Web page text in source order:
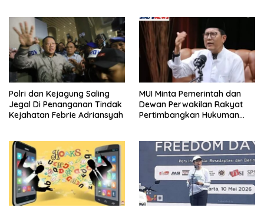
Polri dan Kejagung Saling
Jegal Di Penanganan Tindak
Kejahatan Febrie Adriansyah
MUI Minta Pemerintah dan
Dewan Perwakilan Rakyat
Pertimbangkan Hukuman